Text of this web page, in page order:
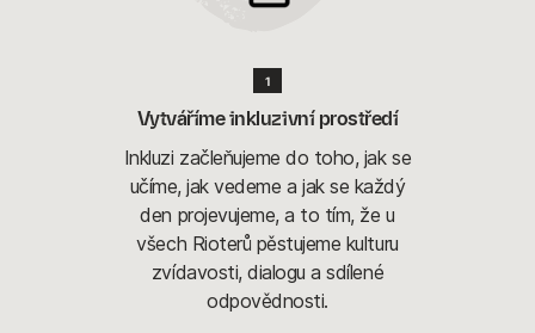
1
Vytváříme inkluzivní prostředí
Inkluzi začleňujeme do toho, jak se
učíme, jak vedeme a jak se každý
den projevujeme, a to tím, že u
všech Rioterů pěstujeme kulturu
zvídavosti, dialogu a sdílené
odpovědnosti.